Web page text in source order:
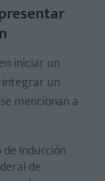
iniciar un
un
mencionan a
Inducción
de